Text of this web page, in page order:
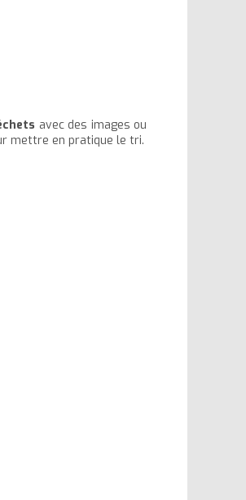
avec des images ou
mettre en pratique le tri.